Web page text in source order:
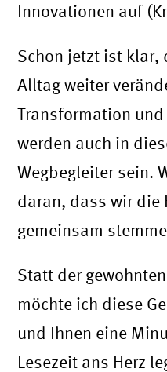
Innovationen auf
Schon jetzt ist klar,
Alltag weiter
Transformation
werden auch in
Wegbegleiter sein.
daran, dass wir die
gemeinsam
Statt der
möchte ich diese
und Ihnen eine
Lesezeit ans Herz